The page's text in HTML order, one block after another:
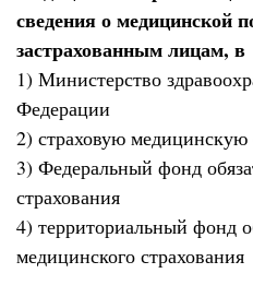
сведения о медицинской
застрахованным лицам, в
1) Министерство
Федерации
2) страховую
3) Федеральный фонд
страхования
4) территориальный фонд
медицинского страхования